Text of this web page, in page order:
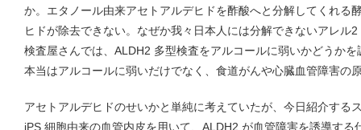
か。エタノール由来アセトアルデヒドを酢酸へと分解してくれる
ヒドが除去できない。なぜか我々日本人には分解できないアレル
検査屋さんでは、ALDH2 多型検査をアルコールに弱いかどうか
本当はアルコールに弱いだけでなく、食道がんや心臓血管障害の
アセトアルデヒドのせいかと単純に考えていたが、今日紹介する
iPS 細胞由来の血管内皮を用いて、ALDH2 が血管障害を誘導す